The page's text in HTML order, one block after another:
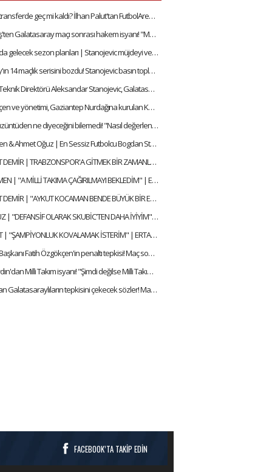
Konyaspor transferde geç mi kaldı? İlhan Palut'tan FutbolArena'ya özel açıklamalar
Hakan Keleş'ten Galatasaray maçı sonrası hakem isyanı! "Maçı kazanamayacağımızı anladık"
Konyaspor'da gelecek sezon planları | Stanojevic müjdeyi verdi
Galatasaray'ın 14 maçlık serisini bozdu! Stanojevic basın toplantısında gazetecilerle şakalaştı
Konyaspor Teknik Direktörü Aleksandar Stanojevic, Galatasaray'a meydan okudu!
Fatih Özgökçen ve yönetimi, Gaziantep Nurdağına kurulan Konyaspor Konteyner Kentini ziyaret etti
İlhan Palut üzüntüden ne diyeceğini bilemedi! "Nasıl değerlendireyim"
Soner Dikmen & Ahmet Oğuz | En Sessiz Futbolcu Bogdan Stancu | FutbolArena Quiz
MUHAMMET DEMİR | TRABZONSPOR'A GİTMEK BİR ZAMANLAMA HATASIYDI | AYKIRI SORULAR BELEK ÖZEL
SONER DİKMEN | "A MİLLİ TAKIMA ÇAĞIRILMAYI BEKLEDİM" | ERTAN SÜZGÜN | ÖZEL RÖPORTAJ
MUHAMMET DEMİR | "AYKUT KOCAMAN BENDE BÜYÜK BİR ETKİ BIRAKTI" | ERTAN SÜZGÜN | ÖZEL RÖPORTAJ
AHMET OĞUZ | "DEFANSİF OLARAK SKUBİC'TEN DAHA İYİYİM" | ERTAN SÜZGÜN | ÖZEL RÖPORTAJ
İLHAN PALUT | "ŞAMPİYONLUK KOVALAMAK İSTERİM" | ERTAN SÜZGÜN | ÖZEL RÖPORTAJ
Konyaspor Başkanı Fatih Özgökçen'in penaltı tepkisi! Maç sonu isyan ett
Samet Akaydın'dan Milli Takım isyanı! "Şimdi değilse Milli Takım'a ne zaman alınacağım?"
İlhan Palut'tan Galatasaraylıların tepkisini çekecek sözler! Mağlubiyeti kabullenmedi ve isyan etti!
FACEBOOK’TA TAKİP EDİN